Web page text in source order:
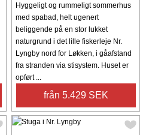
Hyggeligt og rummeligt sommerhus
med spabad, helt ugenert
beliggende på en stor lukket
naturgrund i det lille fiskerleje Nr.
Lyngby nord for Løkken, i gåafstand
fra stranden via stisystem. Huset er
opført ...
från 5.429 SEK